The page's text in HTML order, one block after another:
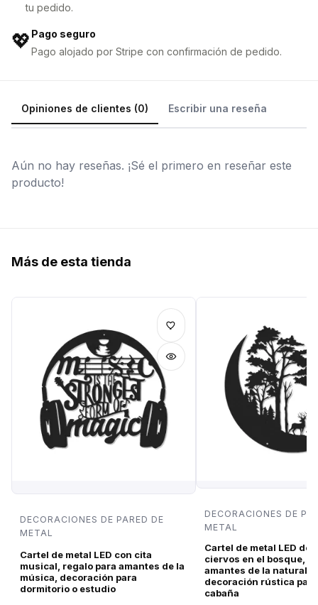
tu pedido.
💖 Pago seguro
Pago alojado por Stripe con confirmación de pedido.
Opiniones de clientes (0) Escribir una reseña
Aún no hay reseñas. ¡Sé el primero en reseñar este
producto!
Más de esta tienda
DECORACIONES DE PARED DE
METAL
Cartel de metal LED con cita
musical, regalo para amantes de la
música, decoración para
dormitorio o estudio
DECORACIONES DE
METAL
Cartel de metal LED de
ciervos en el bosque,
amantes de la
decoración rústica
cabaña